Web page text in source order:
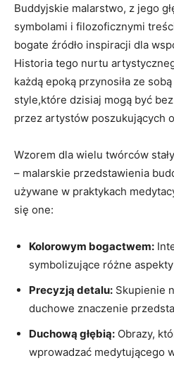
Buddyjskie malarstwo, z jego
symbolami i filozoficznymi
bogate źródło inspiracji dla
Historia tego nurtu
każdą epoką przynosiła ze
style,które dzisiaj mogą być
przez artystów poszukujących
Wzorem dla wielu twórców
– malarskie przedstawienia
używane w praktykach
się one:
Kolorowym bogactwem:
symbolizujące różne
Precyzją detalu: Skupienie
duchowe znaczenie
Duchową głębią: Obrazy,
wprowadzać medytującego